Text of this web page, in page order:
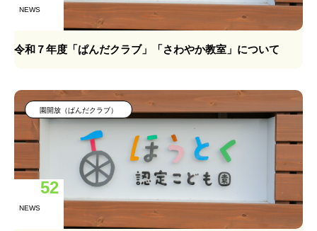
NEWS
令和７年度「ぱんだクラブ」「さわやか教室」について
園開放（ぱんだクラブ）
NEWS
52